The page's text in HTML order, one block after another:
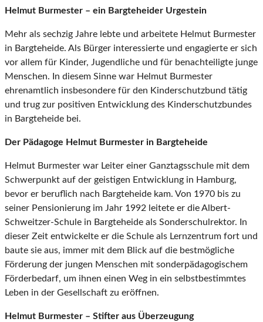
Helmut Burmester – ein Bargteheider Urgestein
Mehr als sechzig Jahre lebte und arbeitete Helmut Burmester
in Bargteheide. Als Bürger interessierte und engagierte er sich
vor allem für Kinder, Jugendliche und für benachteiligte junge
Menschen. In diesem Sinne war Helmut Burmester
ehrenamtlich insbesondere für den Kinderschutzbund tätig
und trug zur positiven Entwicklung des Kinderschutzbundes
in Bargteheide bei.
Der Pädagoge Helmut Burmester in Bargteheide
Helmut Burmester war Leiter einer Ganztagsschule mit dem
Schwerpunkt auf der geistigen Entwicklung in Hamburg,
bevor er beruflich nach Bargteheide kam. Von 1970 bis zu
seiner Pensionierung im Jahr 1992 leitete er die Albert-
Schweitzer-Schule in Bargteheide als Sonderschulrektor. In
dieser Zeit entwickelte er die Schule als Lernzentrum fort und
baute sie aus, immer mit dem Blick auf die bestmögliche
Förderung der jungen Menschen mit sonderpädagogischem
Förderbedarf, um ihnen einen Weg in ein selbstbestimmtes
Leben in der Gesellschaft zu eröffnen.
Helmut Burmester – Stifter aus Überzeugung